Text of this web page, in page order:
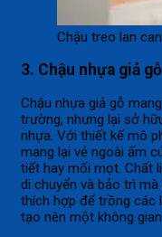
Chậu treo lan can
3. Chậu nhựa giả gỗ
Chậu nhựa giả gỗ
trường, nhưng lại sở
nhựa. Với thiết kế mô
mang lại vẻ ngoài ấm
tiết hay mối mọt. Chất
di chuyển và bảo trì
thích hợp để trồng các
tạo nên một không